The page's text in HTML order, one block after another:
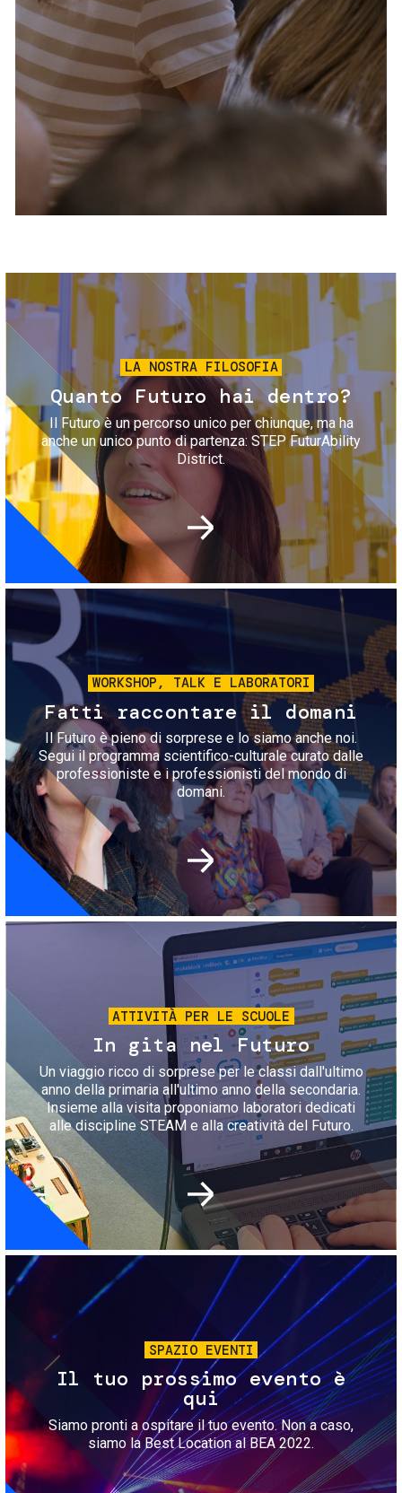
Servizi e accessibilità
Contatti
FAQ
Biglietti
Immagine
LA NOSTRA FILOSOFIA
Quanto Futuro hai dentro?
Il Futuro è un percorso unico per chiunque, ma ha
anche un unico punto di partenza: STEP FuturAbility
District.
Immagine
WORKSHOP, TALK E LABORATORI
Fatti raccontare il domani
Il Futuro è pieno di sorprese e lo siamo anche noi.
Segui il programma scientifico-culturale curato dalle
professioniste e i professionisti del mondo di
domani.
Immagine
ATTIVITÀ PER LE SCUOLE
In gita nel Futuro
Un viaggio ricco di sorprese per le classi dall'ultimo
anno della primaria all'ultimo anno della secondaria.
Insieme alla visita proponiamo laboratori dedicati
alle discipline STEAM e alla creatività del Futuro.
Immagine
SPAZIO EVENTI
Il tuo prossimo evento è
qui
Siamo pronti a ospitare il tuo evento. Non a caso,
siamo la Best Location al BEA 2022.